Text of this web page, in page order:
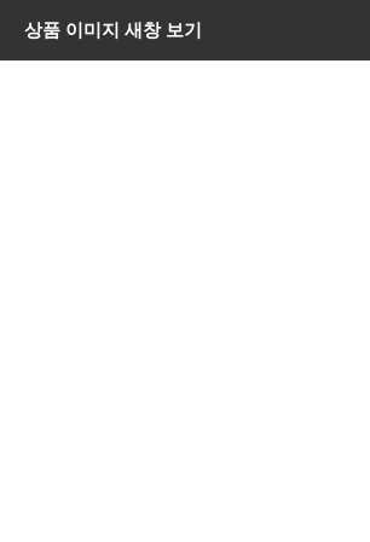
상품 이미지 새창 보기